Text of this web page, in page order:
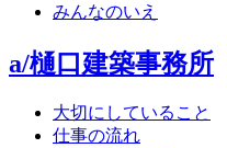
みんなのいえ
a/樋口建築事務所
大切にしていること
仕事の流れ